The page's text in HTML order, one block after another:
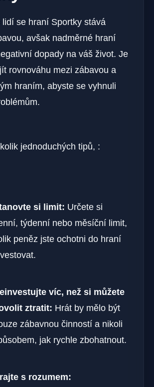
lidí se hraní Sportky stává
avšak nadměrné hraní
dopady na váš život. Je
rovnováhu mezi zábavou a
hraním, abyste se vyhnuli
jednoduchých tipů, :
si limit: Určete si
týdenní nebo měsíční limit,
peněz jste ochotni do hraní
víc, než si můžete
ztratit: Hrát by mělo být
zábavnou činností a nikoli
jak rychle zbohatnout.
s rozumem: